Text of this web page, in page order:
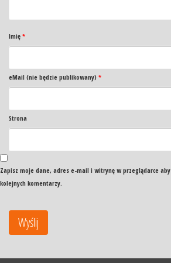
Imię *
eMail (nie będzie publikowany) *
Strona
Zapisz moje dane, adres e-mail i witrynę w przeglądarce
kolejnych komentarzy.